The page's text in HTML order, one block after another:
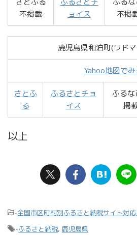
不掲載
ョイス
不掲
鹿児島県和泊町(ワド
Yahoo地図でみ
さとふ
る
ふるさとチョ
イス
ふる
掲
以上
-全国市区町村別ふるさと納税サイト対
-ふるさと納税, 鹿児島県